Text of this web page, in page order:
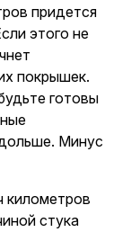
придется
этого не
покрышек.
готовы
Минус
километров
стука